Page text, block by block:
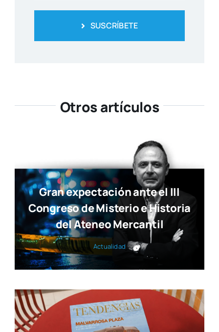
SUSCRÍBETE
Otros artículos
Gran expectación ante el III
Congreso de Misterio e Historia
del Ateneo Mercantil
Actua­li­dad